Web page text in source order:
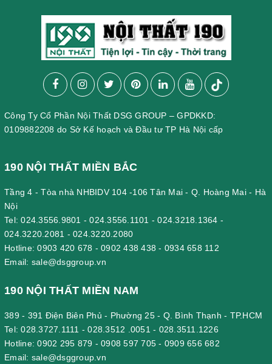
Công Ty Cổ Phần Nội Thất DSG GROUP – GPDKKD:
0109882208 do Sở Kế hoạch và Đầu tư TP Hà Nội cấp
190 NỘI THẤT MIỀN BẮC
Tầng 4 - Tòa nhà NHBIDV 104 -106 Tân Mai - Q. Hoàng Mai - Hà
Nội
Tel:024.3556.9801 -024.3556.1101 -024.3218.1364 -
024.3220.2081 - 024.3220.2080
Hotline:0903 420 678 - 0902 438 438 - 0934 658 112
Email: sale@dsggroup.vn
190 NỘI THẤT MIỀN NAM
389 - 391 Điện Biên Phủ - Phường 25 - Q. Bình Thạnh - TP.HCM
Tel:028.3727.1111 -028.3512 .0051 - 028.3511.1226
Hotline:0902 295 879 - 0908 597 705 - 0909 656 682
Email: sale@dsggroup.vn